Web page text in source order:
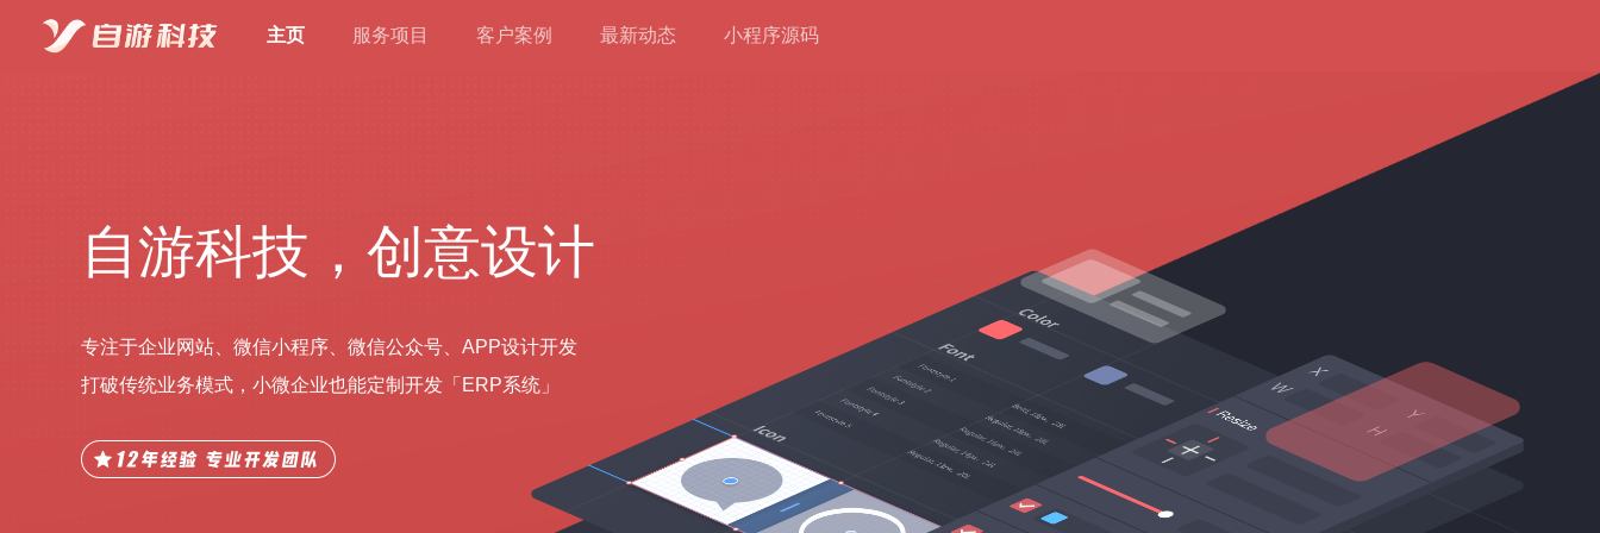
主页 服务项目 客户案例 最新动态 小程序源码
自游科技，创意设计
专注于企业网站、微信小程序、微信公众号、APP设计开发
打破传统业务模式，小微企业也能定制开发「ERP系统」